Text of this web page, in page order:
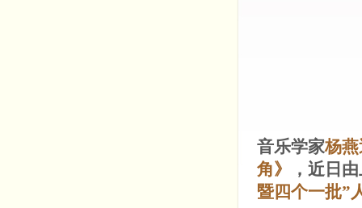
音乐学家杨
角》
，近日
暨四个一批”